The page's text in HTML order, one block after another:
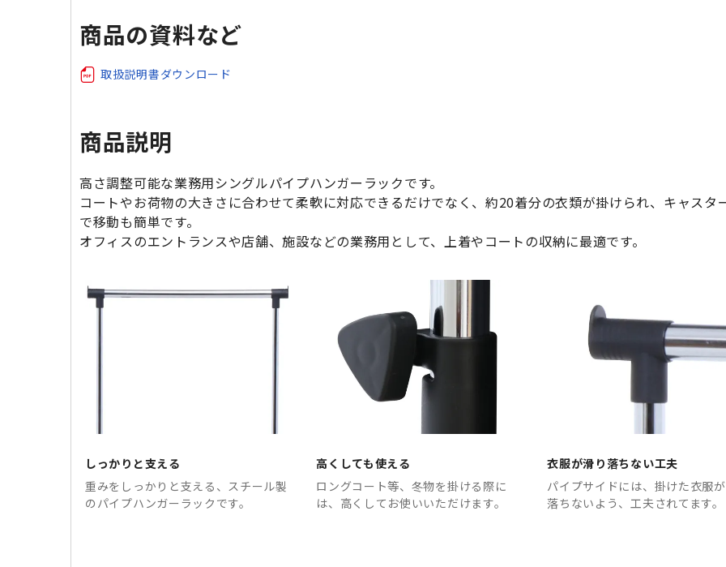
商品の資料など
取扱説明書ダウンロード
商品説明
高さ調整可能な業務用シングルパイプハンガーラックです。
コートやお荷物の大きさに合わせて柔軟に対応できるだけでなく、約20着分の衣類が掛けられ、キャスタ
で移動も簡単です。
オフィスのエントランスや店舗、施設などの業務用として、上着やコートの収納に最適です。
しっかりと支える
重みをしっかりと支える、スチール製
のパイプハンガーラックです。
高くしても使える
ロングコート等、冬物を掛ける際に
は、高くしてお使いいただけます。
衣服が滑り落ちない工夫
パイプサイドには、掛けた衣服
落ちないよう、工夫されてます。